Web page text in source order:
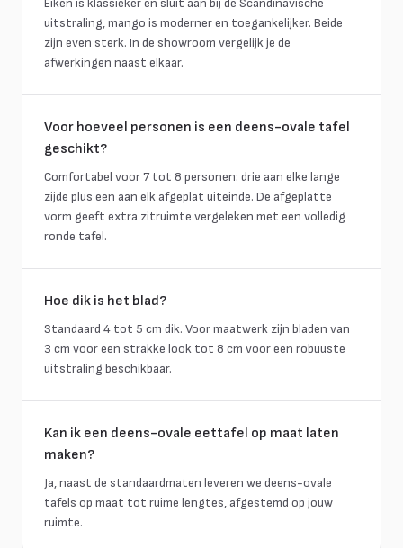
Eiken is klassieker en sluit aan bij de Scandinavische
uitstraling, mango is moderner en toegankelijker. Beide
zijn even sterk. In de showroom vergelijk je de
afwerkingen naast elkaar.
Voor hoeveel personen is een deens-ovale tafel
geschikt?
Comfortabel voor 7 tot 8 personen: drie aan elke lange
zijde plus een aan elk afgeplat uiteinde. De afgeplatte
vorm geeft extra zitruimte vergeleken met een volledig
ronde tafel.
Hoe dik is het blad?
Standaard 4 tot 5 cm dik. Voor maatwerk zijn bladen van
3 cm voor een strakke look tot 8 cm voor een robuuste
uitstraling beschikbaar.
Kan ik een deens-ovale eettafel op maat laten
maken?
Ja, naast de standaardmaten leveren we deens-ovale
tafels op maat tot ruime lengtes, afgestemd op jouw
ruimte.